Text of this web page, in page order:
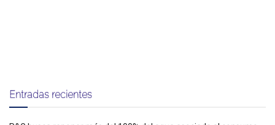
Entradas recientes